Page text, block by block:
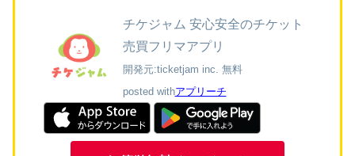
チケジャム 安心安全のチケット
売買フリマアプリ
開発元:ticketjam inc. 無料
posted withアプリーチ